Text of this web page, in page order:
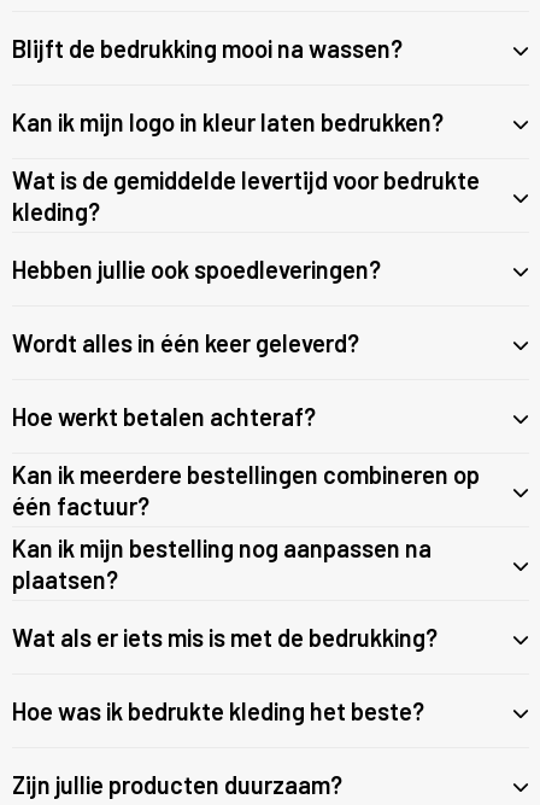
Overalls
Reflecterende polo's
Regenkleding
Schoenen
Sweaters
T-Shirts
Veiligheidsvesten en Veiligheidshesjes
Vesten
Waterflesjes
Blijft de bedrukking mooi na wassen?
Kan ik mijn logo in kleur laten bedrukken?
Wat is de gemiddelde levertijd voor bedrukte
kleding?
Hebben jullie ook spoedleveringen?
Wordt alles in één keer geleverd?
Hoe werkt betalen achteraf?
Kan ik meerdere bestellingen combineren op
één factuur?
Kan ik mijn bestelling nog aanpassen na
plaatsen?
Wat als er iets mis is met de bedrukking?
Hoe was ik bedrukte kleding het beste?
Zijn jullie producten duurzaam?